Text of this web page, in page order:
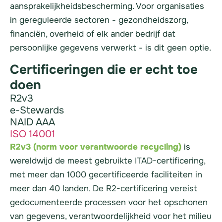
aansprakelijkheidsbescherming. Voor organisaties
in gereguleerde sectoren - gezondheidszorg,
financiën, overheid of elk ander bedrijf dat
persoonlijke gegevens verwerkt - is dit geen optie.
Certificeringen die er echt toe
doen
R2v3
e-Stewards
NAID AAA
ISO 14001
R2v3 (norm voor verantwoorde recycling) is
wereldwijd de meest gebruikte ITAD-certificering,
met meer dan 1000 gecertificeerde faciliteiten in
meer dan 40 landen. De R2-certificering vereist
gedocumenteerde processen voor het opschonen
van gegevens, verantwoordelijkheid voor het milieu